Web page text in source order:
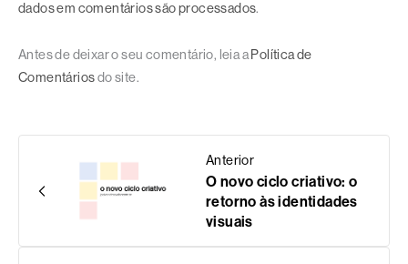
dados em comentários são processados.
Antes de deixar o seu comentário, leia a Política de
Comentáriosdo site.
Anterior
O novo ciclo criativo: o
retorno às identidades
visuais